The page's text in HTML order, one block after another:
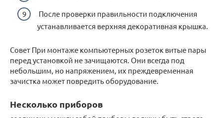
После проверки правильности подключения
устанавливается верхняя декоративная крышка.
Совет При монтаже компьютерных розеток витые пары
перед установкой не зачищаются. Они всегда под
небольшим, но напряжением, их преждевременная
зачистка может повредить оборудование.
Несколько приборов